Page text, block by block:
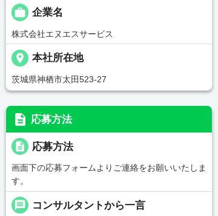
 企業名
株式会社エヌエスサービス
place 本社所在地
茨城県神栖市太田523-27
description 応募方法
description 応募方法
画面下の応募フォームよりご連絡をお願いいたしま
す。
message コンサルタントから一言